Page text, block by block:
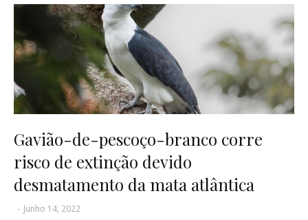
Gavião-de-pescoço-branco corre
risco de extinção devido
desmatamento da mata atlântica
- Junho 14, 2022